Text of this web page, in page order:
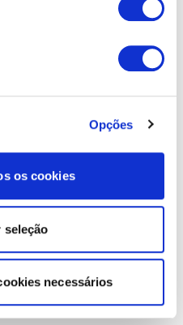
Opções
os cookies
seleção
necessários